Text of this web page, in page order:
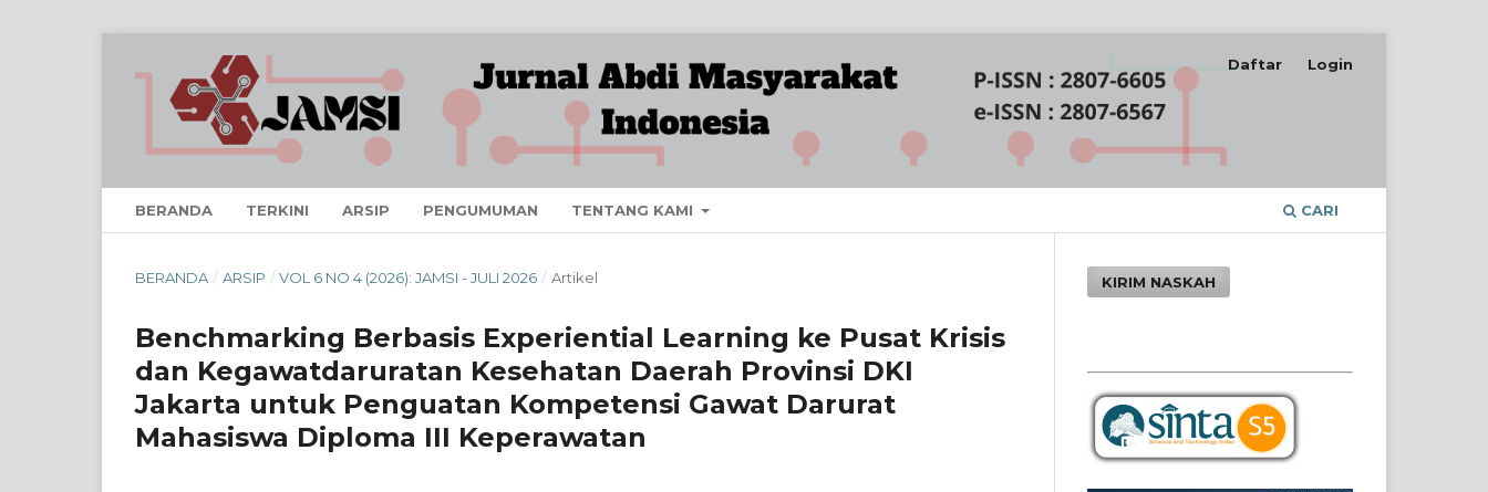
BERANDA TERKINI ARSIP PENGUMUMAN TENTANG KAMI CARI
Daftar Login
BERANDA / ARSIP / VOL 6 NO 4 (2026): JAMSI - JULI 2026 / Artikel
Benchmarking Berbasis Experiential Learning ke Pusat Krisis
dan Kegawatdaruratan Kesehatan Daerah Provinsi DKI
Jakarta untuk Penguatan Kompetensi Gawat Darurat
Mahasiswa Diploma III Keperawatan
KIRIM NASKAH